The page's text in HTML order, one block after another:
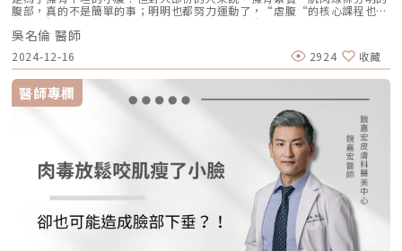
腹部，真的不是簡單的事；明明也都努力運動了，“虐腹“的核心課程也都
積極執行了，還卻總是不見馬甲線、川字肌來找自己，真是令人洩氣，到底
是為什麼呢？（圖／安瑟美膚整形外科診所-吳名倫醫師提供）對於多數人
來說，總是以為「皮鬆、脂肪堆積」就是肚凸的原因，然而『表層皮膚」、
「脂肪厚度」及「深層肌肉組織」等三個內外在因素，都會影響到你是否能
擁有平坦小腹的關鍵。這裏提到的「腹直肌分離」就是一個如果沒有經過醫
師診斷告知，你可能壓根子都不會去想到的關鍵因素。腹直肌分離是屬於腹
部深層組織的問題，而一般人聯想到的肚皮鬆垮、脂肪堆積則是屬於較表淺
層的問題；所以，如果只單純朝皮膚跟脂肪的原因去做對應的運動，對於深
層筋膜及肌肉組織的問題，就不會帶來明顯的進步及改變。我們將會帶您認
識「腹直肌」的功能與位置，並且了解「腹直肌分離」問題存在時，可能會
影響的「生理功能」；仔細看看，您是否也有“腹直肌分離“的潛在風險、
亦或已經是“腹直肌分離“成員之一了？！「小美腹」！你我將一起喚回它
的回歸，不再讓它繼續在外流浪。什麼是「腹直肌」？腹直肌（Rectus
Abdominis Muscle，就是一般人簡稱的「腹肌」）它是沿著身體前側，從
肋骨下緣起源往下延伸至恥骨聯合處，中間由「腹白線 Linea Alba」相
連，左右兩側成對；它的功能主要是負責身體的軀幹向前、側轉或扭曲的運
動。大家嚮往的8塊、6塊肌就是所謂的腹直肌。（圖／安瑟美膚整形外科診
所-吳名倫醫師提供）何謂腹直肌分離？腹直肌分離是因為腹白線間隙變
吳名倫 醫師
2024-12-16 2924 收藏
醫師專欄